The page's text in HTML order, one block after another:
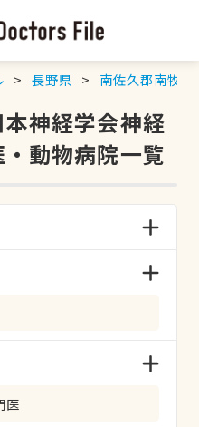
長野県 南佐久郡南牧村
神経学会神経
動物病院一覧
医